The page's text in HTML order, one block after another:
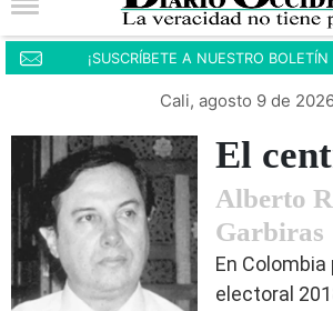
¡SUSCRÍBETE A NUESTRO
Cali, agosto 9 de
El
Alberto
Garbiras
En
electoral